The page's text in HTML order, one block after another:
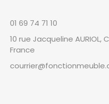
01 69 74 71 10
10 rue Jacqueline AURIOL,
France